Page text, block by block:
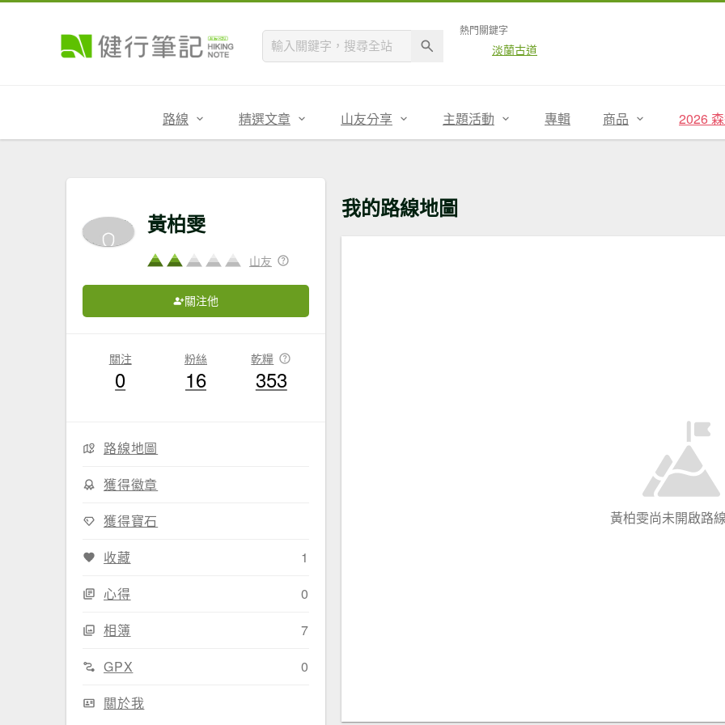
熱門關鍵字
淡蘭古道
路線 精選文章 山友分享 主題活動 專輯 商品 2026
黃柏雯
山友
關注他
關注
0
粉絲
16
乾糧
353
路線地圖
獲得徽章
獲得寶石
收藏
1
心得
0
相簿
7
GPX
0
關於我
我的路線地圖
黃柏雯尚未開啟路